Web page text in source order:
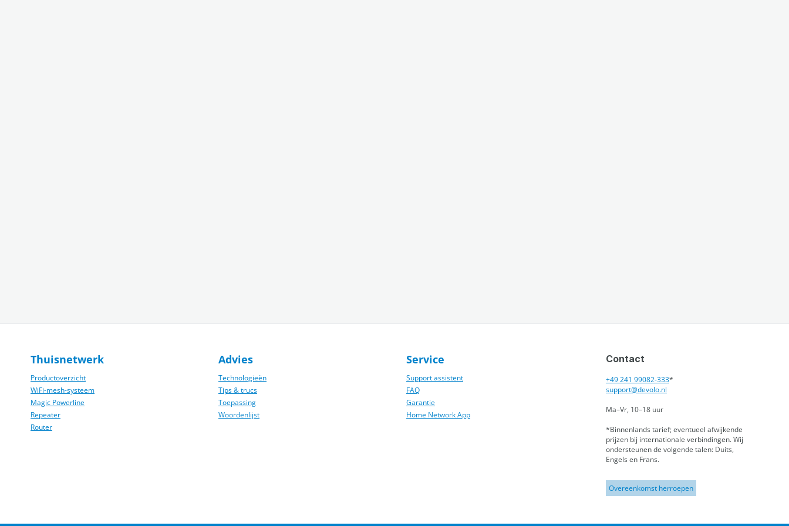
Thuisnetwerk
Productoverzicht
WiFi-mesh-­systeem
Magic Powerline
Repeater
Router
Advies
Technologieën
Tips & trucs
Toepassing
Woordenlijst
Service
Support assistent
FAQ
Garantie
Home Network App
Contact
+49 241 99082-333*
support@devolo.nl
Ma–Vr, 10–18 uur
*Binnenlands tarief; eventueel afwijkende
prijzen bij internationale verbindingen.Wij
ondersteunen de volgende talen: Duits,
Engels en Frans.
Overeenkomst herroepen